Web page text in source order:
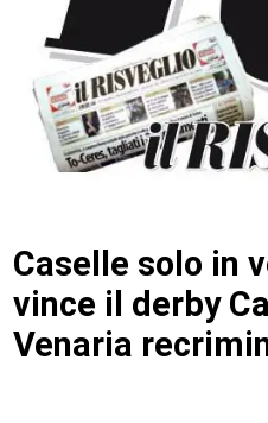
Caselle solo in
vince il derby
Venaria